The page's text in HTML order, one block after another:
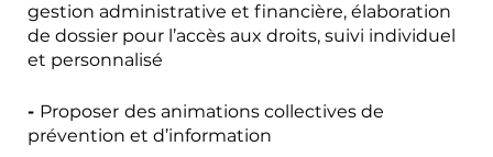
gestion administrative et financière, élaboration
de dossier pour l’accès aux droits, suivi individuel
et personnalisé
- Proposer des animations collectives de
prévention et d’information